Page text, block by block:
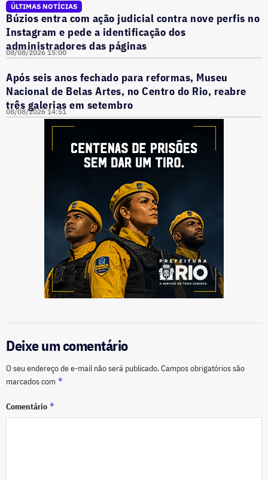
ÚLTIMAS NOTÍCIAS
Búzios entra com ação judicial contra nove perfis no
Instagram e pede a identificação dos
administradores das páginas
08/08/2026 15:00
Após seis anos fechado para reformas, Museu
Nacional de Belas Artes, no Centro do Rio, reabre
três galerias em setembro
08/08/2026 14:51
Deixe um comentário
O seu endereço de e-mail não será publicado.Campos obrigatórios são
marcados com *
Comentário *